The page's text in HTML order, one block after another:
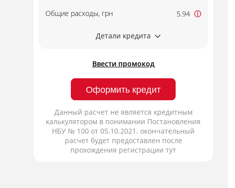
Общие расходы, грн
5.94 ⓘ
Детали кредита
Ввести промокод
Оформить кредит
Данный расчет не является кредитным
калькулятором в понимании Постановления
НБУ № 100 от 05.10.2021. окончательный
расчет будет предоставлен после
прохождения регистрации тут